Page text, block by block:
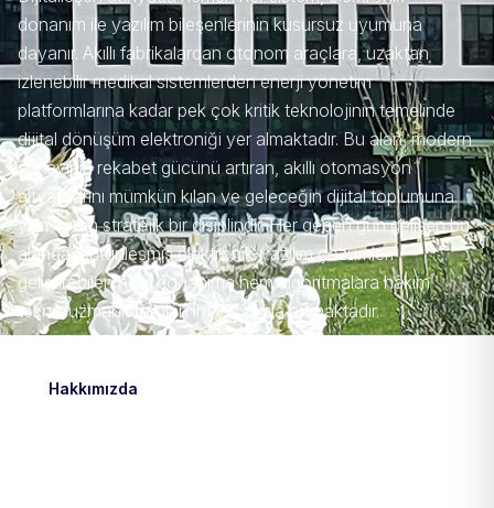
donanım ile yazılım bileşenlerinin kusursuz uyumuna
dayanır. Akıllı fabrikalardan otonom araçlara, uzaktan
izlenebilir medikal sistemlerden enerji yönetim
platformlarına kadar pek çok kritik teknolojinin temelinde
dijital dönüşüm elektroniği yer almaktadır. Bu alan, modern
sanayinin rekabet gücünü artıran, akıllı otomasyon
altyapılarını mümkün kılan ve geleceğin dijital toplumuna
yön veren stratejik bir disiplindir. Her geçen gün gelişen bu
alanda, bütünleşmiş elektronik-yazılım çözümleri
geliştirebilen hem donanıma hem algoritmalara hâkim
teknik uzmanlara olan ihtiyaç hızla artmaktadır.
Hakkımızda